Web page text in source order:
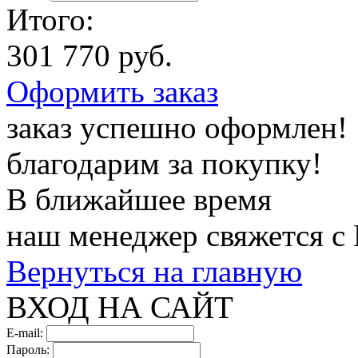
Итого:
301 770 руб.
Оформить заказ
заказ успешно оформлен!
благодарим за покупку!
В ближайшее время
наш менеджер свяжется
Вернуться на главную
ВХОД НА САЙТ
E-mail:
Пароль: